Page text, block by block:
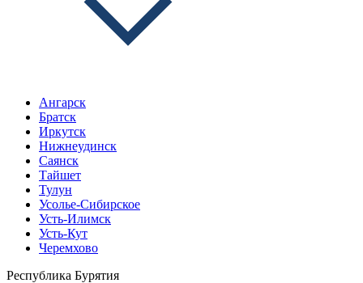
Ангарск
Братск
Иркутск
Нижнеудинск
Саянск
Тайшет
Тулун
Усолье-Сибирское
Усть-Илимск
Усть-Кут
Черемхово
Республика Бурятия